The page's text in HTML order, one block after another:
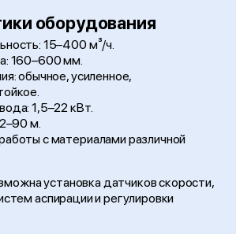
оборудования
15–400 м³/ч.
160–600 мм.
обычное, усиленное,
1,5–22 кВт.
м.
с материалами различной
установка датчиков скорости,
аспирации и регулировки